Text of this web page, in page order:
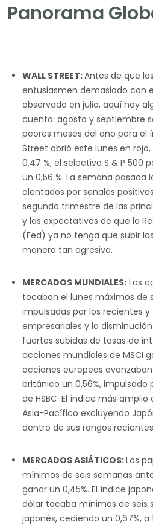
Panorama
WALL STREET:Antes de que
entusiasmen demasiado con
observada en julio, aquí hay
cuenta: agosto y septiembre
peores meses del año para el
Street abrió este lunes en
0,47 %, el selectivo S & P 500
un 0,56 %. La semana pasada
alentados por señales
segundo trimestre de las
y las expectativas de que la
(Fed) ya no tenga que subir
manera tan agresiva.
MERCADOS MUNDIALES: Las
tocaban el lunes máximos de
impulsadas por los recientes
empresariales y la
fuertes subidas de tasas de
acciones mundiales de MSCI
acciones europeas avanzaban
británico un 0,56%, impulsado
de HSBC. El índice más
Asia-Pacífico excluyendo
dentro de sus rangos
MERCADOS ASIÁTICOS:Los
mínimos de seis semanas
ganar un 0,45%. El índice
dólar tocaba mínimos de seis
japonés, cediendo un 0,67%, a